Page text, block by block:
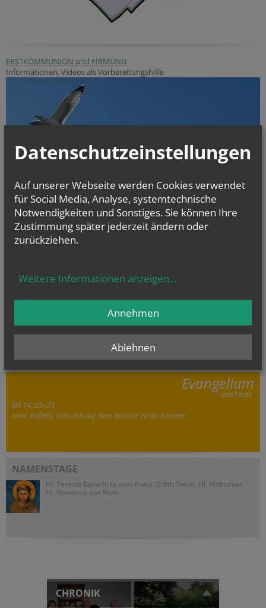
ERSTKOMMUNION und FIRMUNG
Informationen, Videos als Vorbereitungshilfe
Evangelium
von heute
Mt 14, 22–33
Herr, befiehl, dass ich auf dem Wasser zu dir komme
NAMENSTAGE
Hl. Teresia Benedicta vom Kreuz (Edith Stein), Hl. Hathumar,
Hl. Romanus von Rom
CHRONIK
Datenschutzeinstellungen
Auf unserer Webseite werden Cookies verwendet
für Social Media, Analyse, systemtechnische
Notwendigkeiten und Sonstiges. Sie können Ihre
Zustimmung später jederzeit ändern oder
zurückziehen.
Weitere Informationen anzeigen...
Ablehnen
Annehmen